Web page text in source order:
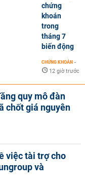
chứng
khoán
trong
tháng 7
biến động
CHỨNG KHOÁN -
12 giờ trước
quy mô đàn
chốt giá nguyên
việc tài trợ cho
và